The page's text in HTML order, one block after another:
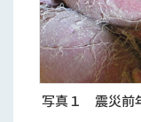
写真１ 震災前年